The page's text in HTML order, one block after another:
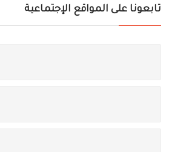
تابعونا على المواقع الإجتماعية